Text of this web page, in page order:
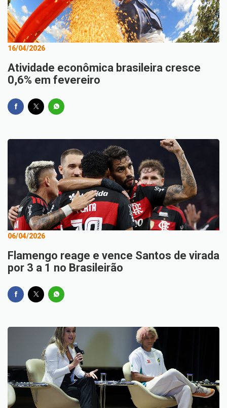
16/04/2026
Atividade econômica brasileira cresce
0,6% em fevereiro
06/04/2026
Flamengo reage e vence Santos de virada
por 3 a 1 no Brasileirão